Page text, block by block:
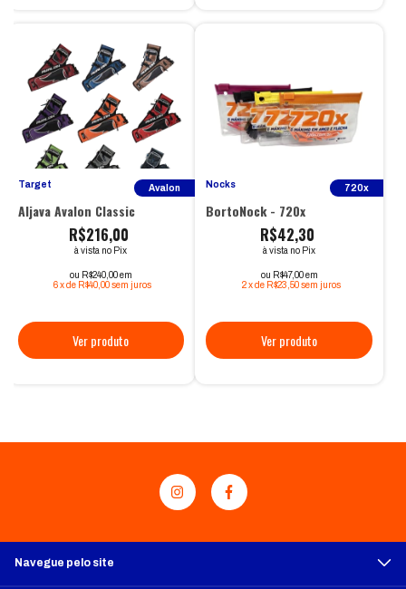
Target Avalon
Aljava Avalon Classic
R$216,00
à vista no Pix
ou R$240,00 em
6 xde R$40,00 sem juros
Nocks 720x
BortoNock - 720x
R$42,30
à vista no Pix
ou R$47,00 em
2 xde R$23,50 sem juros
Navegue pelo site